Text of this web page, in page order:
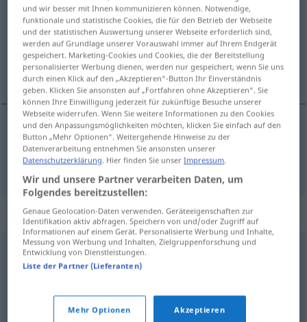
Übersicht aller Übersetzungen
(Für mehr Details die Übersetzung anklicken/antippen)
aufreizend
aufreizend aguichant
Synonyme für "aguichant"
alléchant,engageant,attirant
émouvant,provocant,appétissant émoustillant
und wir besser mit Ihnen kommunizieren können. Notwendige,
funktionale und statistische Cookies, die für den Betrieb der Webseite
und der statistischen Auswertung unserer Webseite erforderlich sind,
werden auf Grundlage unserer Vorauswahl immer auf Ihrem Endgerät
gespeichert. Marketing-Cookies und Cookies, die der Bereitstellung
personalisierter Werbung dienen, werden nur gespeichert, wenn Sie uns
durch einen Klick auf den „Akzeptieren“-Button Ihr Einverständnis
geben. Klicken Sie ansonsten auf „Fortfahren ohne Akzeptieren“. Sie
können Ihre Einwilligung jederzeit für zukünftige Besuche unserer
Webseite widerrufen. Wenn Sie weitere Informationen zu den Cookies
und den Anpassungsmöglichkeiten möchten, klicken Sie einfach auf den
Button „Mehr Optionen“. Weitergehende Hinweise zu der
Datenverarbeitung entnehmen Sie ansonsten unserer
Datenschutzerklärung . Hier finden Sie unserImpressum
Wir und unsere Partner verarbeiten Daten, um
Folgendes bereitzustellen:
Genaue Geolocation-Daten verwenden. Geräteeigenschaften zur
Identifikation aktiv abfragen. Speichern von und/oder Zugriff auf
Informationen auf einem Gerät. Personalisierte Werbung und Inhalte,
Messung von Werbung und Inhalten, Zielgruppenforschung und
Entwicklung von Dienstleistungen.
Liste der Partner (Lieferanten)
Mehr Optionen Akzeptieren